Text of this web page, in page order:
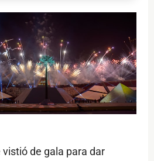
de gala para dar